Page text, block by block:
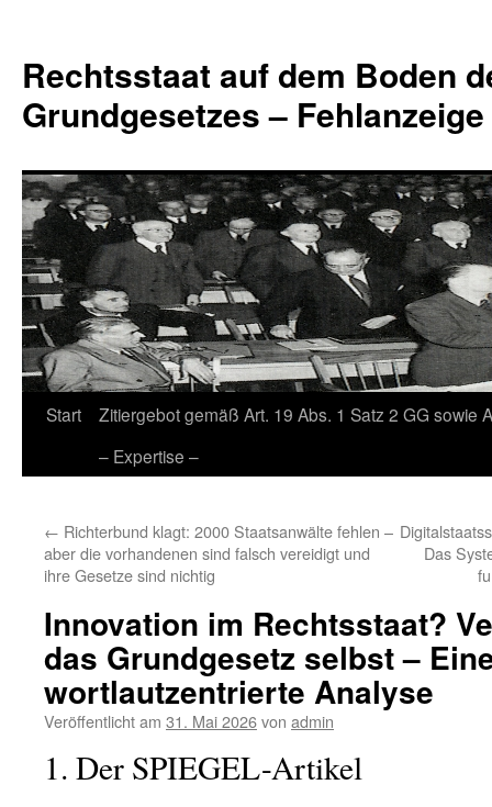
springen
Rechtsstaat auf dem Boden
Grundgesetzes –
Start
Zitiergebot gemäß Art. 19 Abs. 1 Satz 2 GG sowie
– Expertise –
← Richterbund klagt: 2000 Staatsanwälte fehlen –
aber die vorhandenen sind falsch vereidigt und
ihre Gesetze sind nichtig
Das
Innovation im Rechtsstaat?
das Grundgesetz selbst –
wortlautzentrierte Analyse
Veröffentlicht am 31. Mai 2026von admin
1. Der SPIEGEL-Artikel